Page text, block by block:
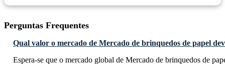
Perguntas Frequentes
Qual valor o mercado de Mercado de brinquedos de papel
Espera-se que o mercado global de Mercado de brinquedos de